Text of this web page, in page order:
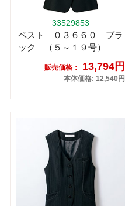
33529853
ベスト ０３６６０ ブラ
ック （５～１９号）
販売価格： 13,794円
本体価格: 12,540円